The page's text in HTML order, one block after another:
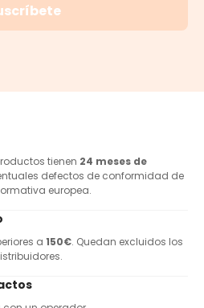
tienen 24 meses de
defectos de conformidad de
europea.
a 150€. Quedan excluidos los